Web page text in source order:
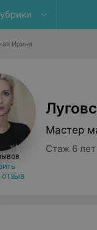
Ирина
Мастер
Стаж 6 лет